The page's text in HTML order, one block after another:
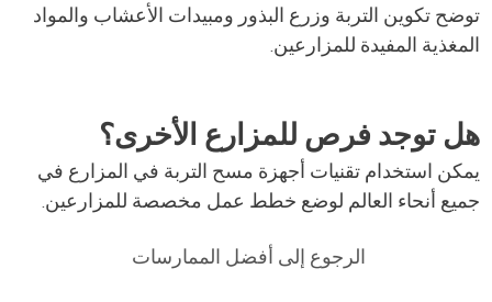
توضح تكوين التربة وزرع البذور ومبيدات الأعشاب والمواد
المغذية المفيدة للمزارعين.
هل توجد فرص للمزارع الأخرى؟
يمكن استخدام تقنيات أجهزة مسح التربة في المزارع في
جميع أنحاء العالم لوضع خطط عمل مخصصة للمزارعين.
الرجوع إلى أفضل الممارسات